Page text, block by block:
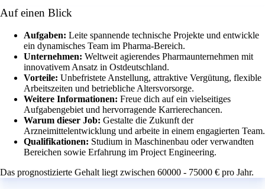
Auf einen Blick
Aufgaben: Leite spannende technische Projekte und entwickle
ein dynamisches Team im Pharma-Bereich.
Unternehmen: Weltweit agierendes Pharmaunternehmen mit
innovativem Ansatz in Ostdeutschland.
Vorteile: Unbefristete Anstellung, attraktive Vergütung, flexible
Arbeitszeiten und betriebliche Altersvorsorge.
Weitere Informationen: Freue dich auf ein vielseitiges
Aufgabengebiet und hervorragende Karrierechancen.
Warum dieser Job: Gestalte die Zukunft der
Arzneimittelentwicklung und arbeite in einem engagierten Team.
Qualifikationen: Studium in Maschinenbau oder verwandten
Bereichen sowie Erfahrung im Project Engineering.
Das prognostizierte Gehalt liegt zwischen 60000 - 75000 € pro Jahr.